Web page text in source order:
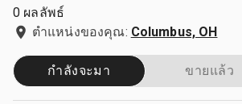
0 ผลลัพธ์
ตำแหน่งของคุณ: Columbus, OH
กำลังจะมา ขายแล้ว